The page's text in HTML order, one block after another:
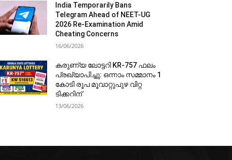
India Temporarily Bans
Telegram Ahead of NEET-UG
2026 Re-Examination Amid
Cheating Concerns
16/06/2026
കരുണ്യ ലോട്ടറി KR-757 ഫലം
പ്രഖ്യാപിച്ചു: ഒന്നാം സമ്മാനം 1
കോടി രൂപ മൂവാറ്റുപുഴ വിറ്റ
ടിക്കറിന്
13/06/2026